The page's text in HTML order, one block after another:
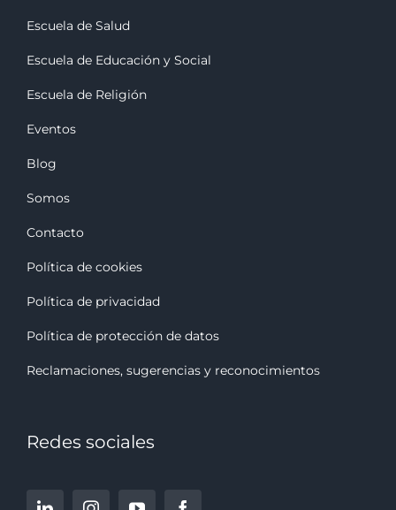
Escuela de Salud
Escuela de Educación y Social
Escuela de Religión
Eventos
Blog
Somos
Contacto
Política de cookies
Política de privacidad
Política de protección de datos
Reclamaciones, sugerencias y reconocimientos
Redes sociales